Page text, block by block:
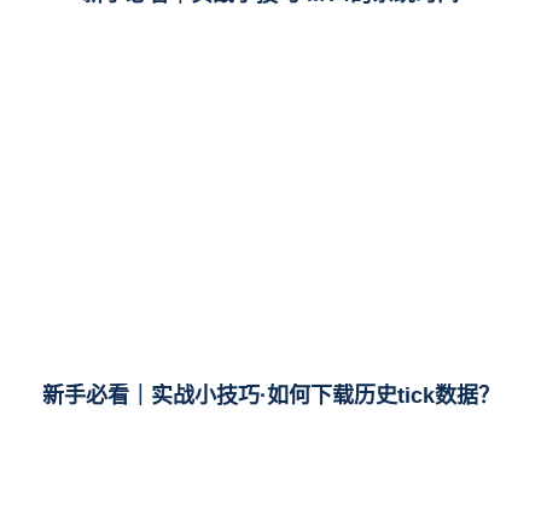
新手必看｜实战小技巧·如何下载历史tick数据？